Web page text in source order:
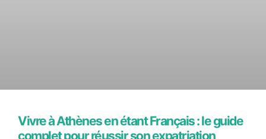
Vivre à Athènes en étant Français : le guide
complet pour réussir son expatriation